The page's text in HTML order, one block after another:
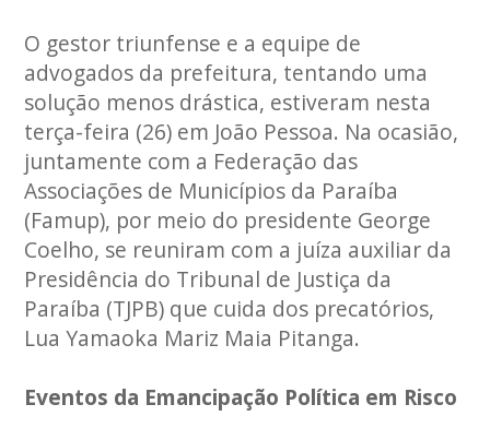
O gestor triunfense e a equipe de
advogados da prefeitura, tentando uma
solução menos drástica, estiveram nesta
terça-feira (26) em João Pessoa. Na ocasião,
juntamente com a Federação das
Associações de Municípios da Paraíba
(Famup), por meio do presidente George
Coelho, se reuniram com a juíza auxiliar da
Presidência do Tribunal de Justiça da
Paraíba (TJPB) que cuida dos precatórios,
Lua Yamaoka Mariz Maia Pitanga.
Eventos da Emancipação Política em Risco